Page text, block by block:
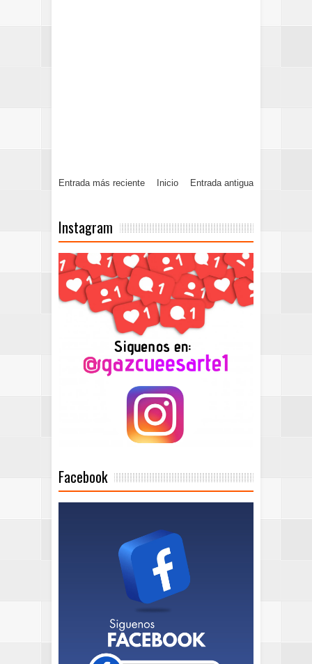
Entrada más reciente Entrada antigua
Inicio
Instagram
Facebook